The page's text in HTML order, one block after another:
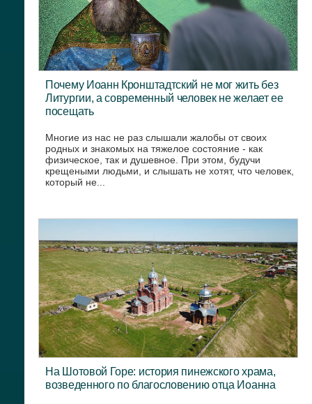
Почему Иоанн Кронштадтский не мог жить без
Литургии, а современный человек не желает ее
посещать
Многие из нас не раз слышали жалобы от своих
родных и знакомых на тяжелое состояние - как
физическое, так и душевное. При этом, будучи
крещеными людьми, и слышать не хотят, что человек,
который не...
На Шотовой Горе: история пинежского храма,
возведенного по благословению отца Иоанна